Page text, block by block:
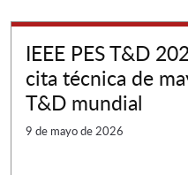
IEEE PES T&D
cita técnica de
T&D mundial
9 de mayo de 2026